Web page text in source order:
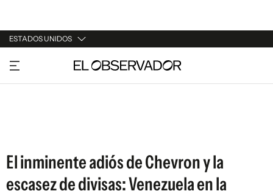
ESTADOS UNIDOS
URUGUAY
ARGENTINA
El inminente adiós de Chevron y la
escasez de divisas: Venezuela en la